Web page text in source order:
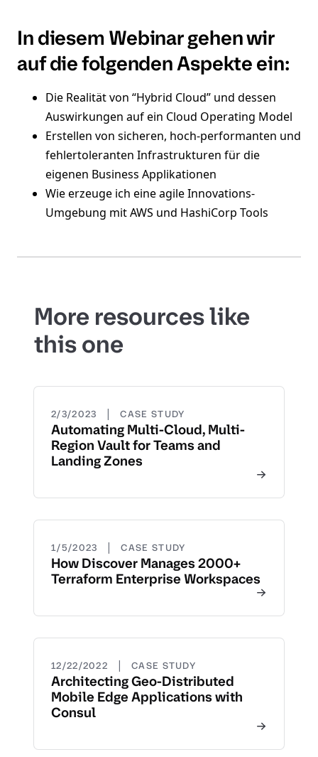
In diesem Webinar gehen wir
auf die folgenden Aspekte ein:
Die Realität von “Hybrid Cloud” und dessen
Auswirkungen auf ein Cloud Operating Model
Erstellen von sicheren, hoch-performanten und
fehlertoleranten Infrastrukturen für die
eigenen Business Applikationen
Wie erzeuge ich eine agile Innovations-
Umgebung mit AWS und HashiCorp Tools
More resources like
this one
2/3/2023 | CASE STUDY
Automating Multi-Cloud, Multi-
Region Vault for Teams and
Landing Zones
1/5/2023 | CASE STUDY
How Discover Manages 2000+
Terraform Enterprise Workspaces
12/22/2022 | CASE STUDY
Architecting Geo-Distributed
Mobile Edge Applications with
Consul